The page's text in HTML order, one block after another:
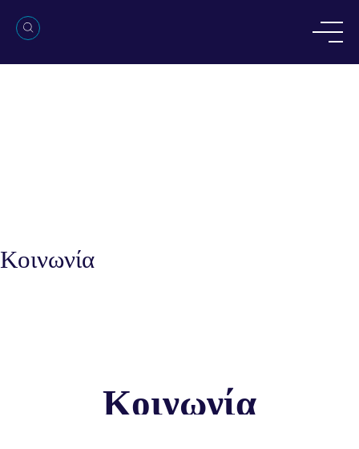
Κοινωνία
Κοινωνία